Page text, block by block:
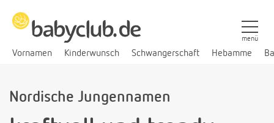
Vornamen Kinderwunsch Schwangerschaft Hebamme
menü
Nordische Jungennamen